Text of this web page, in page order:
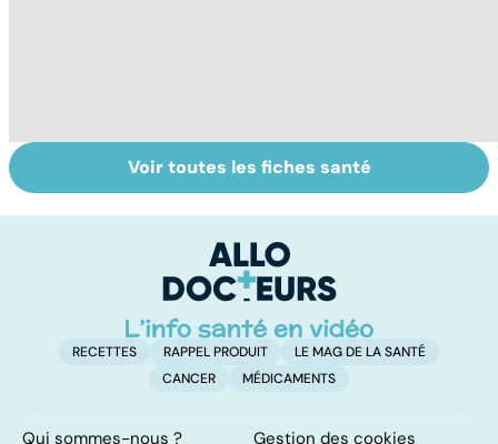
Troubles de
l'érection :
Faire du sport à
domicile, c'est
Voir toutes les fiches santé
RECETTES RAPPEL PRODUIT
LE MAG DE LA SANTÉ
CANCER
MÉDICAMENTS
Qui sommes-nous ? Gestion des cookies